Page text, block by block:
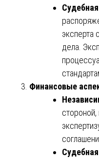
эксперта
дела.
Финансовые